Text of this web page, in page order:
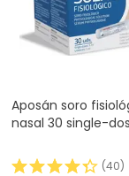
Aposán soro
nasal 30 single-
(40)